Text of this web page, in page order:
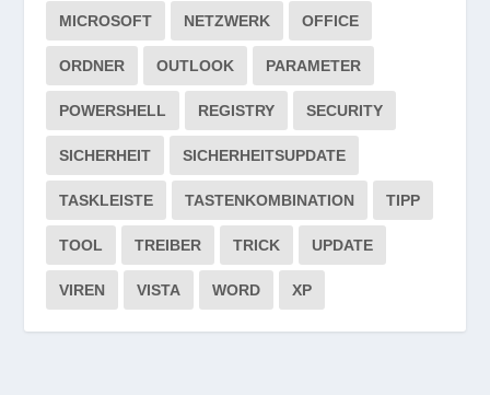
MICROSOFT NETZWERK OFFICE
ORDNER OUTLOOK PARAMETER
POWERSHELL REGISTRY SECURITY
SICHERHEIT SICHERHEITSUPDATE
TASKLEISTE TASTENKOMBINATION TIPP
TOOL TREIBER TRICK UPDATE
VIREN VISTA WORD XP